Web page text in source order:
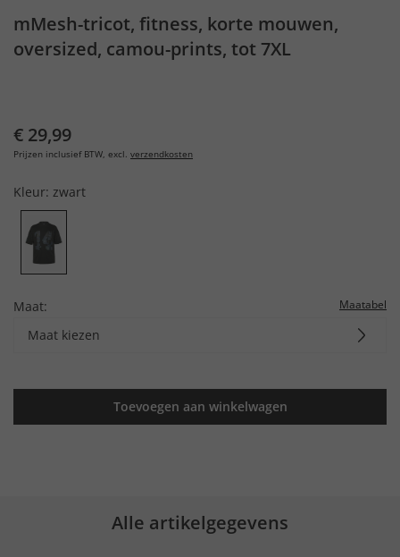
mMesh-tricot, fitness, korte mouwen,
oversized, camou-prints, tot 7XL
€ 29,99
Prijzen inclusief BTW, excl. verzendkosten
Kleur: zwart
Maat: Maatabel
Maat kiezen
Toevoegen aan winkelwagen
Alle artikelgegevens